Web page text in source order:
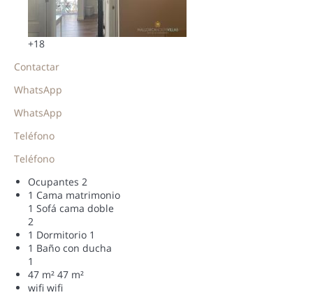
+18
Contactar
WhatsApp
WhatsApp
Teléfono
Teléfono
Ocupantes 2
1 Cama matrimonio
1 Sofá cama doble
2
1 Dormitorio 1
1 Baño con ducha
1
47 m² 47 m²
wifi wifi